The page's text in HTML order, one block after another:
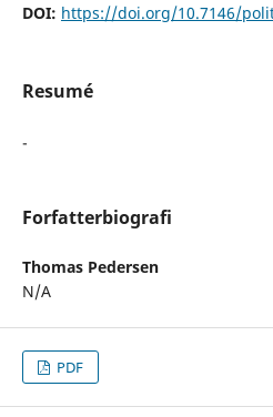
DOI: https://doi.org/10.7146/
Resumé
-
Forfatterbiografi
Thomas Pedersen
N/A
PDF